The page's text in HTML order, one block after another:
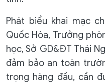
Phát biểu khai mạc
Quốc Hòa, Trưởng
học, Sở GD&ĐT Thái
đảm bảo an toàn
trọng hàng đầu, cần